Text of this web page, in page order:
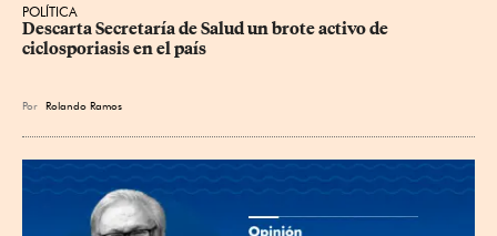
POLÍTICA
Descarta Secretaría de Salud un brote activo de
ciclosporiasis en el país
Por Rolando Ramos